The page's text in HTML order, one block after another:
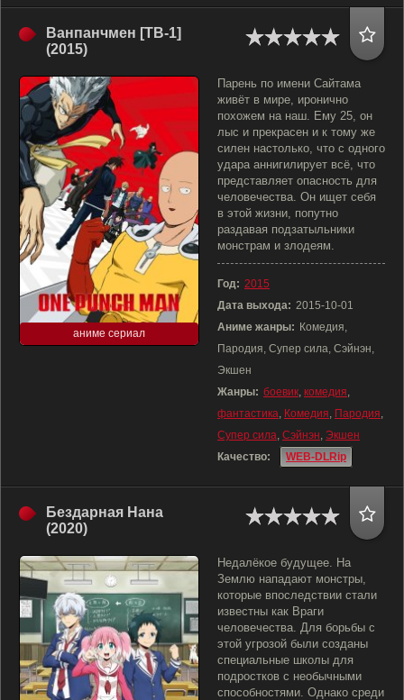
Ванпанчмен [ТВ-1]
(2015)
аниме сериал
Парень по имени Сайтама
живёт в мире, иронично
похожем на наш. Ему 25, он
лыс и прекрасен и к тому же
силен настолько, что с одного
удара аннигилирует всё, что
представляет опасность для
человечества. Он ищет себя
в этой жизни, попутно
раздавая подзатыльники
монстрам и злодеям.
Год: 2015
Дата выхода: 2015-10-01
Аниме жанры: Комедия,
Пародия, Супер сила, Сэйнэн,
Экшен
Жанры: боевик, комедия,
фантастика, Комедия, Пародия,
Супер сила, Сэйнэн, Экшен
Качество:
WEB-DLRip
Бездарная Нана
(2020)
Недалёкое будущее. На
Землю нападают монстры,
которые впоследствии стали
известны как Враги
человечества. Для борьбы с
этой угрозой были созданы
специальные школы для
подростков с необычными
способностями. Однако среди